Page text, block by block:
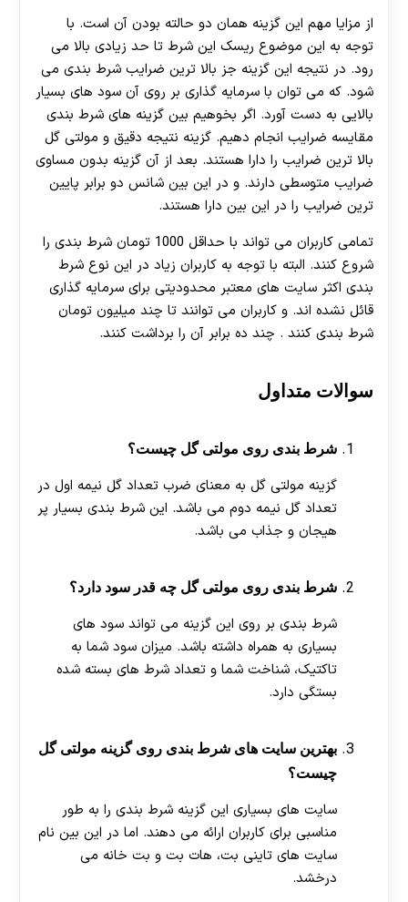
از مزایا مهم این گزینه همان دو حالته بودن آن است. با
توجه به این موضوع ریسک این شرط تا حد زیادی بالا می
رود. در نتیجه این گزینه جز بالا ترین ضرایب شرط بندی می
شود. که می توان با سرمایه گذاری بر روی آن سود های بسیار
بالایی به دست آورد. اگر بخوهیم بین گزینه های شرط بندی
مقایسه ضرایب انجام دهیم. گزینه نتیجه دقیق و مولتی گل
بالا ترین ضرایب را دارا هستند. بعد از آن گزینه بدون مساوی
ضرایب متوسطی دارند. و در این بین شانس دو برابر پایین
ترین ضرایب را در این بین دارا هستند.
تمامی کاربران می تواند با حداقل 1000 تومان شرط بندی را
شروع کنند. البته با توجه به کاربران زیاد در این نوع شرط
بندی اکثر سایت های معتبر محدودیتی برای سرمایه گذاری
قائل نشده اند. و کاربران می توانند تا چند میلیون تومان
شرط بندی کنند . چند ده برابر آن را برداشت کنند.
سوالات متداول
شرط بندی روی مولتی گل چیست؟
گزینه مولتی گل به معنای ضرب تعداد گل نیمه اول در
تعداد گل نیمه دوم می باشد. این شرط بندی بسیار پر
هیجان و جذاب می باشد.
شرط بندی روی مولتی گل چه قدر سود دارد؟
شرط بندی بر روی این گزینه می تواند سود های
بسیاری به همراه داشته باشد. میزان سود شما به
تاکتیک، شناخت شما و تعداد شرط های بسته شده
بستگی دارد.
بهترین سایت های شرط بندی روی گزینه مولتی گل
چیست؟
سایت های بسیاری این گزینه شرط بندی را به طور
مناسبی برای کاربران ارائه می دهند. اما در این بین نام
سایت های تاینی بت، هات بت و بت خانه می
درخشد.